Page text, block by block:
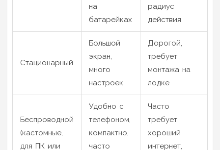
на
батарейках
радиус
действия
Стационарный
Большой
экран,
много
настроек
Дорогой,
требует
монтажа на
лодке
Беспроводной
(кастомные,
для ПК или
Удобно с
телефоном,
компактно,
часто
Часто
требует
хороший
интернет,